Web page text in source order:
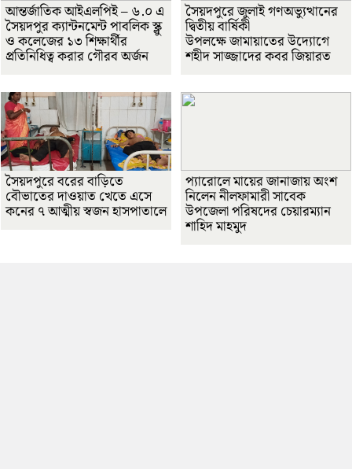
আন্তর্জাতিক আইএলপিই – ৬.০ এ
সৈয়দপুর ক্যান্টনমেন্ট পাবলিক স্ক্লু
ও কলেজের ১৩ শিক্ষার্থীর
প্রতিনিধিত্ব করার গৌরব অর্জন
সৈয়দপুরে জুলাই গণঅভ্যুত্থানের
দ্বিতীয় বার্ষিকী
উপলক্ষে জামায়াতের উদ্যোগে
শহীদ সাজ্জাদের কবর জিয়ারত
সৈয়দপুরে বরের বাড়িতে
বৌভাতের দাওয়াত খেতে এসে
কনের ৭ আত্মীয় স্বজন হাসপাতালে
প্যারোলে মায়ের জানাজায় অংশ
নিলেন নীলফামারী সাবেক
উপজেলা পরিষদের চেয়ারম্যান
শাহিদ মাহমুদ